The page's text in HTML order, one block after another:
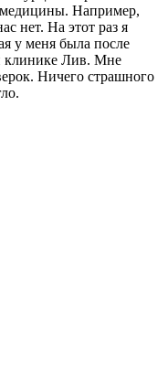
Например,
нет. На этот раз я
у меня была после
клинике Лив. Мне
Ничего страшного